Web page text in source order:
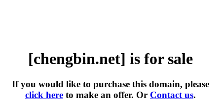
[chengbin.net] is for sale
If you would like to purchase this domain, please
click here to make an offer. Or Contact us.